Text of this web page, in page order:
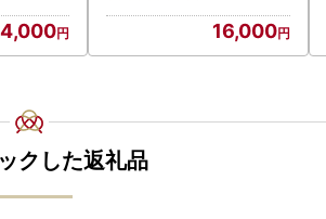
16,000
クした返礼品